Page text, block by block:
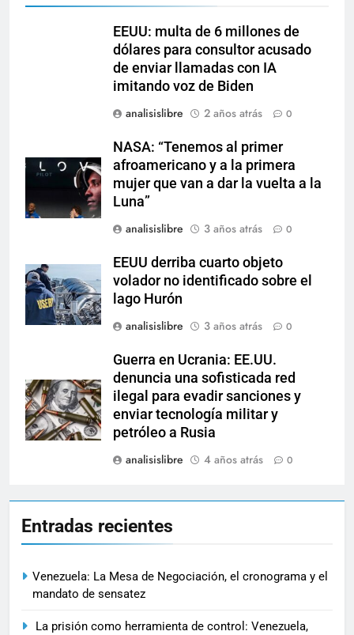
EEUU: multa de 6 millones de
dólares para consultor acusado
de enviar llamadas con IA
imitando voz de Biden
analisislibre
2 años atrás 0
NASA: “Tenemos al primer
afroamericano y a la primera
mujer que van a dar la vuelta a la
Luna”
analisislibre
3 años atrás 0
EEUU derriba cuarto objeto
volador no identificado sobre el
lago Hurón
analisislibre
3 años atrás 0
Guerra en Ucrania: EE.UU.
denuncia una sofisticada red
ilegal para evadir sanciones y
enviar tecnología militar y
petróleo a Rusia
analisislibre
4 años atrás 0
Entradas recientes
Venezuela: La Mesa de Negociación, el cronograma y el
mandato de sensatez
La prisión como herramienta de control: Venezuela,